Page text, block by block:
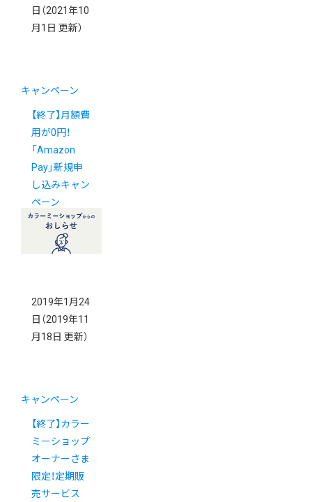
日 （2021年10
月1日 更新）
キャンペーン
【終了】月額費
用が0円！
「Amazon
Pay」新規申
し込みキャン
ペーン
2019年1月24
日 （2019年11
月18日 更新）
キャンペーン
【終了】カラー
ミーショップ
オーナーさま
限定！定期販
売サービス